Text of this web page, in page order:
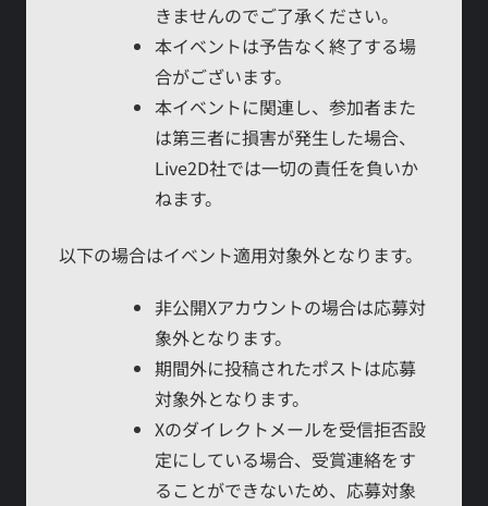
きませんのでご了承ください。
本イベントは予告なく終了する場
合がございます。
本イベントに関連し、参加者また
は第三者に損害が発生した場合、
Live2D社では一切の責任を負いか
ねます。
以下の場合はイベント適用対象外となります。
非公開Xアカウントの場合は応募対
象外となります。
期間外に投稿されたポストは応募
対象外となります。
Xのダイレクトメールを受信拒否設
定にしている場合、受賞連絡をす
ることができないため、応募対象